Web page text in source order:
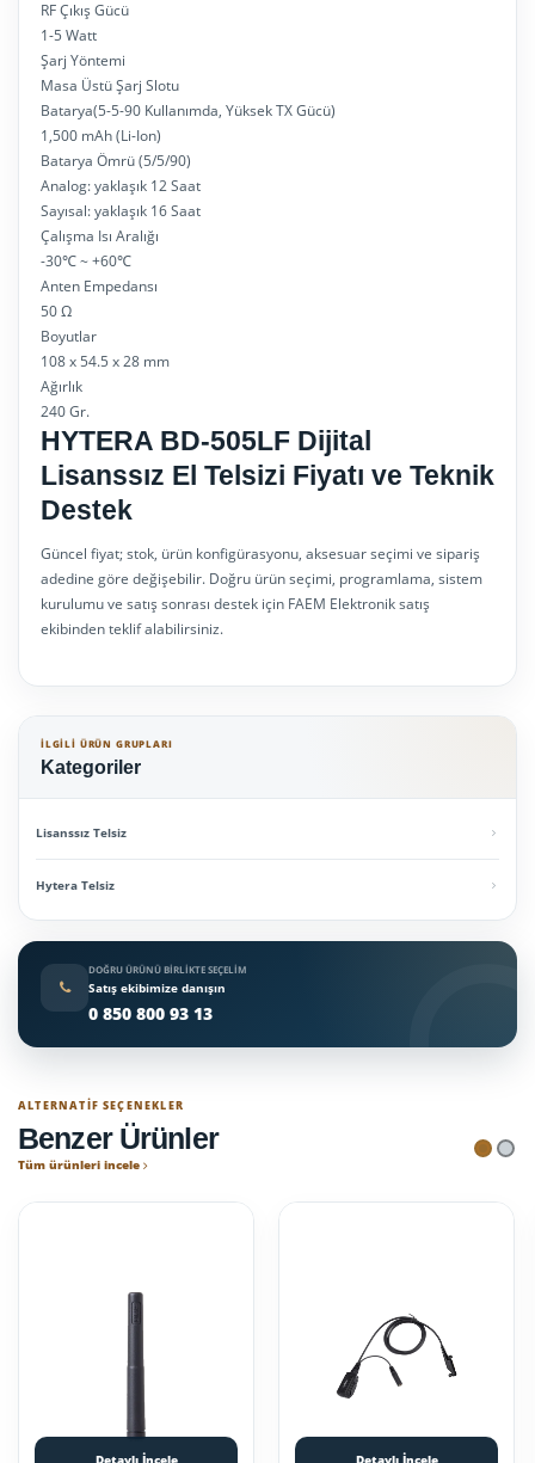
RF Çıkış Gücü
1-5 Watt
Şarj Yöntemi
Masa Üstü Şarj Slotu
Batarya(5-5-90 Kullanımda, Yüksek TX Gücü)
1,500 mAh (Li-Ion)
Batarya Ömrü (5/5/90)
Analog: yaklaşık 12 Saat
Sayısal: yaklaşık 16 Saat
Çalışma Isı Aralığı
-30℃ ~ +60℃
Anten Empedansı
50 Ω
Boyutlar
108 x 54.5 x 28 mm
Ağırlık
240 Gr.
HYTERA BD-505LF Dijital
Lisanssız El Telsizi Fiyatı ve Teknik
Destek
Güncel fiyat; stok, ürün konfigürasyonu, aksesuar seçimi ve sipariş
adedine göre değişebilir. Doğru ürün seçimi, programlama, sistem
kurulumu ve satış sonrası destek için FAEM Elektronik satış
ekibinden teklif alabilirsiniz.
İLGILI ÜRÜN GRUPLARI
Kategoriler
Lisanssız Telsiz
Hytera Telsiz
DOĞRU ÜRÜNÜ BIRLIKTE SEÇELIM
Satış ekibimize danışın
0 850 800 93 13
ALTERNATIF SEÇENEKLER
Benzer Ürünler
Tüm ürünleri incele